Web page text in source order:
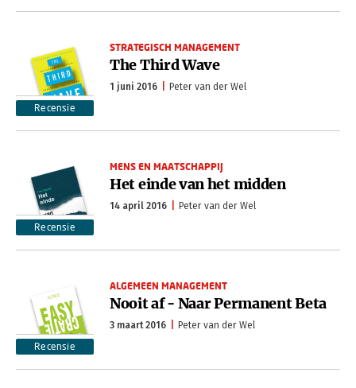
Recensie
STRATEGISCH MANAGEMENT
The Third Wave
1 juni 2016 Peter van der Wel
Recensie
MENS EN MAATSCHAPPIJ
Het einde van het midden
14 april 2016 Peter van der Wel
Recensie
ALGEMEEN MANAGEMENT
Nooit af - Naar Permanent Beta
3 maart 2016 Peter van der Wel